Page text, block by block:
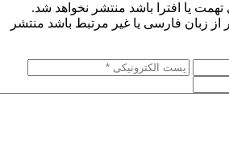
تهمت یا افترا باشد منتشر نخواهد شد.
از زبان فارسی یا غیر مرتبط باشد منتشر